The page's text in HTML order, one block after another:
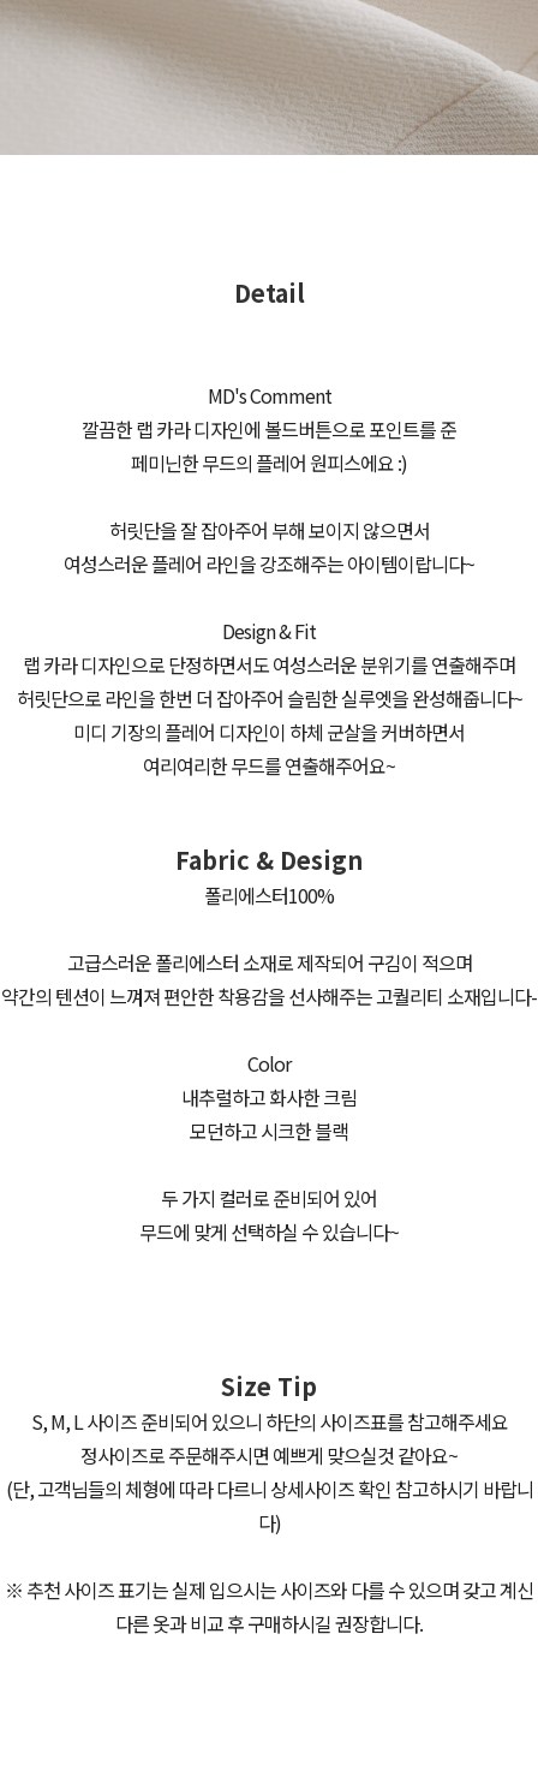
Detail
MD's Comment
깔끔한 랩 카라 디자인에 볼드버튼으로 포인트를 준
페미닌한 무드의 플레어 원피스에요 :)
허릿단을 잘 잡아주어 부해 보이지 않으면서
여성스러운 플레어 라인을 강조해주는 아이템이랍니다~
Design & Fit
랩 카라 디자인으로 단정하면서도 여성스러운 분위기를 연출해주며
허릿단으로 라인을 한번 더 잡아주어 슬림한 실루엣을 완성해줍니다~
미디 기장의 플레어 디자인이 하체 군살을 커버하면서
여리여리한 무드를 연출해주어요~
Fabric & Design
폴리에스터100%
고급스러운 폴리에스터 소재로 제작되어 구김이 적으며
약간의 텐션이 느껴져 편안한 착용감을 선사해주는 고퀄리티 소재입니다-
Color
내추럴하고 화사한 크림
모던하고 시크한 블랙
두 가지 컬러로 준비되어 있어
무드에 맞게 선택하실 수 있습니다~
Size Tip
S, M, L 사이즈 준비되어 있으니 하단의 사이즈표를 참고해주세요
정사이즈로 주문해주시면 예쁘게 맞으실것 같아요~
(단, 고객님들의 체형에 따라 다르니 상세사이즈 확인 참고하시기 바랍니
다)
※ 추천 사이즈 표기는 실제 입으시는 사이즈와 다를 수 있으며 갖고 계신
다른 옷과 비교 후 구매하시길 권장합니다.